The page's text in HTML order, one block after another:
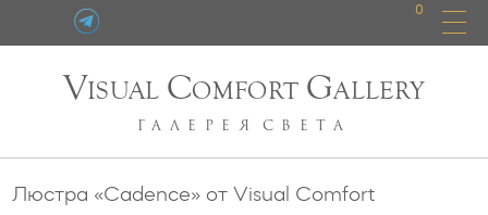
0
VISUAL COMFORT GALLERY
ГАЛЕРЕЯ СВЕТА
Люстра «Cadence» от Visual Comfort